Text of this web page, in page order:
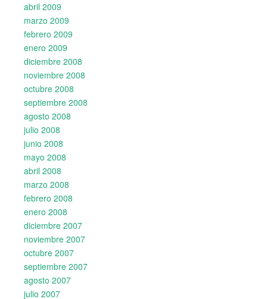
abril 2009
marzo 2009
febrero 2009
enero 2009
diciembre 2008
noviembre 2008
octubre 2008
septiembre 2008
agosto 2008
julio 2008
junio 2008
mayo 2008
abril 2008
marzo 2008
febrero 2008
enero 2008
diciembre 2007
noviembre 2007
octubre 2007
septiembre 2007
agosto 2007
julio 2007